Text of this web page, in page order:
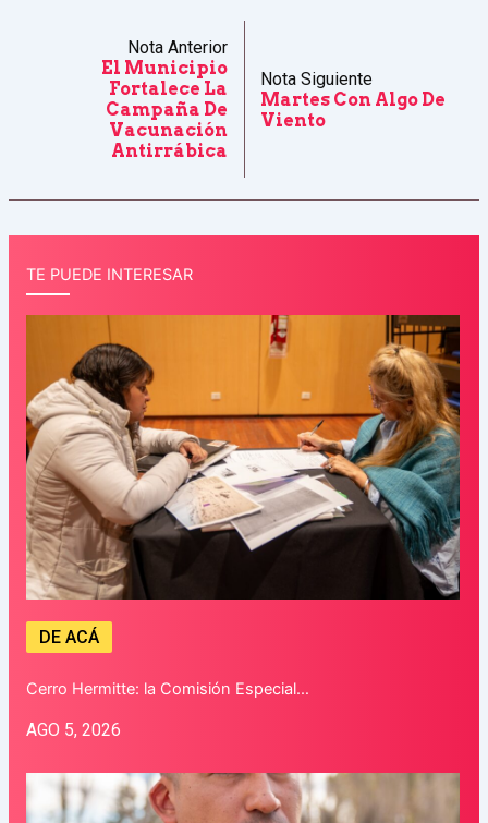
Nota Anterior
El Municipio
Fortalece La
Campaña De
Vacunación
Antirrábica
Nota Siguiente
Martes Con Algo De
Viento
TE PUEDE INTERESAR
DE ACÁ
Cerro Hermitte: la Comisión Especial…
AGO 5, 2026